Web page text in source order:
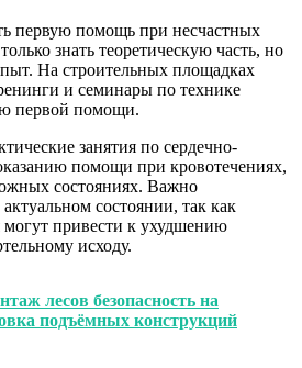
первую помощь при несчастных
знать теоретическую часть, но
На строительных площадках
и семинары по технике
первой помощи.
занятия по сердечно-
помощи при кровотечениях,
состояниях. Важно
состоянии, так как
могут привести к ухудшению
исходу.
лесов безопасность на
подъёмных конструкций